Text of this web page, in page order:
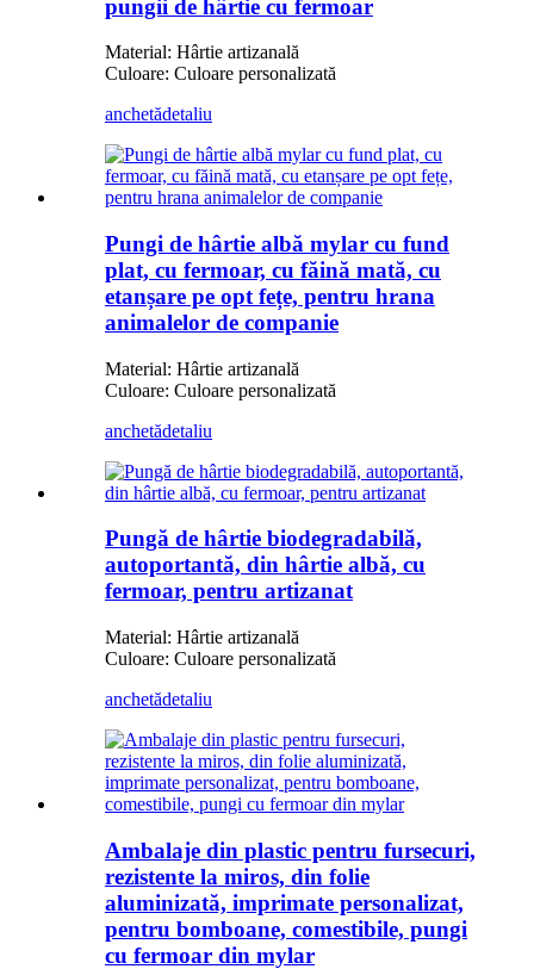
pungii de hârtie cu fermoar
Material: Hârtie artizanală
Culoare: Culoare personalizată
anchetădetaliu
Pungi de hârtie albă mylar cu fund
plat, cu fermoar, cu făină mată, cu
etanșare pe opt fețe, pentru hrana
animalelor de companie
Material: Hârtie artizanală
Culoare: Culoare personalizată
anchetădetaliu
Pungă de hârtie biodegradabilă,
autoportantă, din hârtie albă, cu
fermoar, pentru artizanat
Material: Hârtie artizanală
Culoare: Culoare personalizată
anchetădetaliu
Ambalaje din plastic pentru fursecuri,
rezistente la miros, din folie
aluminizată, imprimate personalizat,
pentru bomboane, comestibile, pungi
cu fermoar din mylar